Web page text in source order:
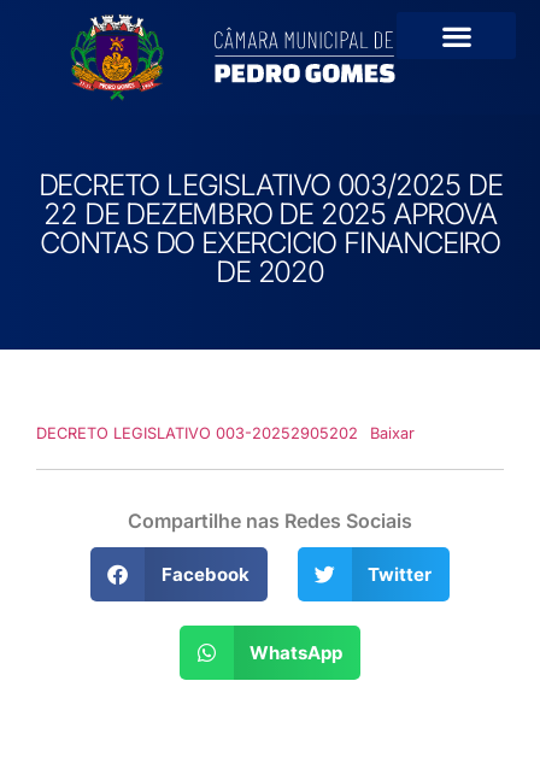
DECRETO LEGISLATIVO 003/2025 DE
22 DE DEZEMBRO DE 2025 APROVA
CONTAS DO EXERCICIO FINANCEIRO
DE 2020
DECRETO LEGISLATIVO 003-20252905202 Baixar
Compartilhe nas Redes Sociais
Facebook Twitter
WhatsApp